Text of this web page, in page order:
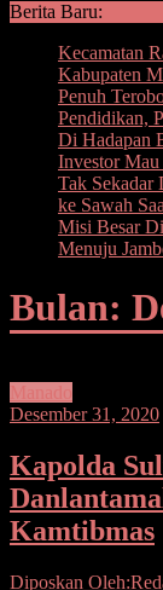
Berita Baru:
Kecamatan
Kabupaten
Penuh
Pendidikan,
Di Hadapan
Investor
Tak
ke Sawah
Misi Besar
Menuju
Bulan:
Manado
Desember 31, 2020
Kapolda
Kamtibmas
Diposkan